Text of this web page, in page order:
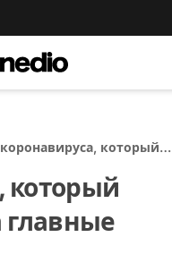
который
который
главные